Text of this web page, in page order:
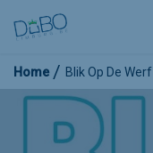
Home Blik Op De Werf